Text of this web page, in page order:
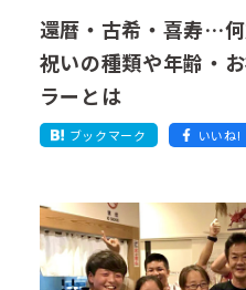
還暦・古希・喜寿…
祝いの種類や年齢・
ラーとは
ブックマーク いいね!